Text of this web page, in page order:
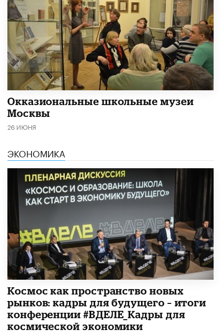
​Окказиональные школьные музеи
Москвы
26 ИЮНЯ
ЭКОНОМИКА
Космос как пространство новых
рынков: кадры для будущего – итоги
конференции #ВДЕЛЕ_Кадры для
космической экономики